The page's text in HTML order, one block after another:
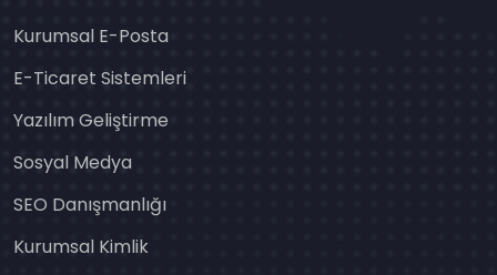
Kurumsal E-Posta
E-Ticaret Sistemleri
Yazılım Geliştirme
Sosyal Medya
SEO Danışmanlığı
Kurumsal Kimlik